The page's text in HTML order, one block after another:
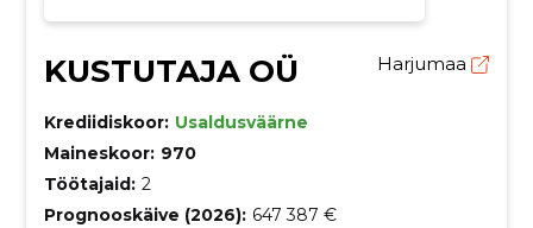
KUSTUTAJA OÜ Harjumaa
Krediidiskoor: Usaldusväärne
Maineskoor: 970
Töötajaid: 2
Prognooskäive (2026): 647 387 €